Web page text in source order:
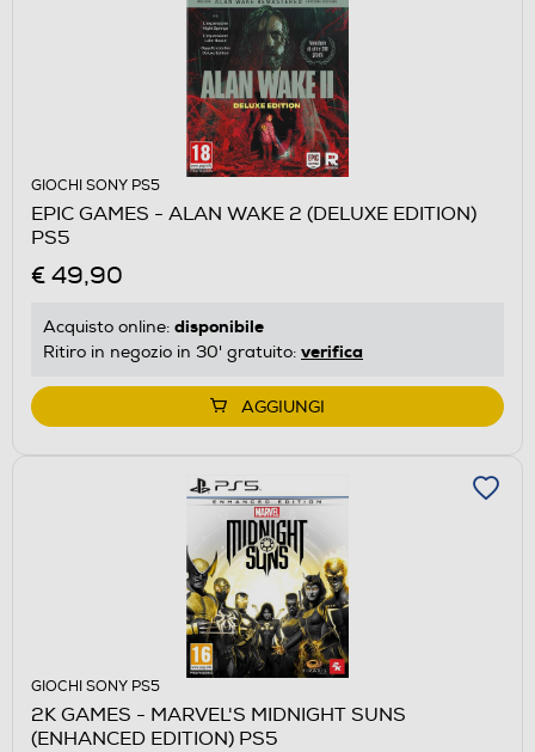
GIOCHI SONY PS5
EPIC GAMES - ALAN WAKE 2 (DELUXE EDITION)
PS5
€ 49,90
Acquisto online: disponibile
Ritiro in negozio in 30' gratuito: verifica
AGGIUNGI
GIOCHI SONY PS5
2K GAMES - MARVEL'S MIDNIGHT SUNS
(ENHANCED EDITION) PS5